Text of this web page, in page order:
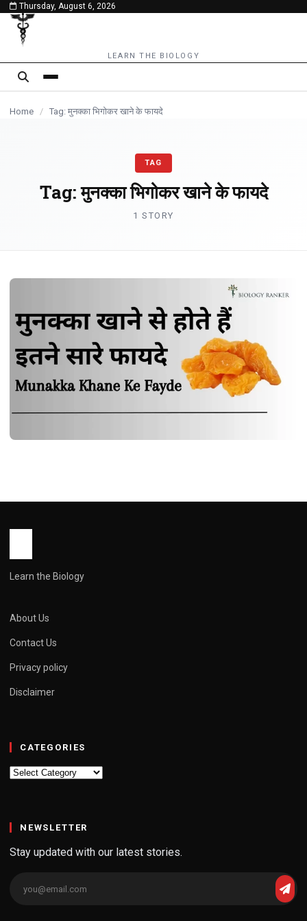
content
Thursday, August 6, 2026
LEARN THE BIOLOGY
Home / Tag: मुनक्का भिगोकर खाने के फायदे
TAG
Tag:मुनक्का भिगोकर खाने के फायदे
1 STORY
Learn the Biology
About Us
Contact Us
Privacy policy
Disclaimer
CATEGORIES
Categories
NEWSLETTER
Stay updated with our latest stories.